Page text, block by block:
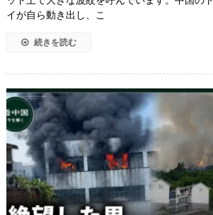
イが自ら動き出し、こ
続きを読む